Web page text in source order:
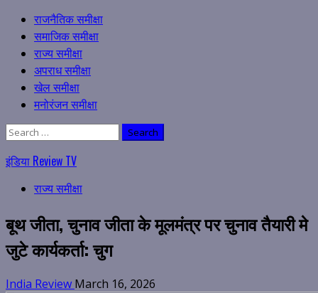
Primary
Menu
राजनैतिक समीक्षा
समाजिक समीक्षा
राज्य समीक्षा
अपराध समीक्षा
खेल समीक्षा
मनोरंजन समीक्षा
Search
इंडिया Review TV
राज्य समीक्षा
बूथ जीता, चुनाव जीता के मूलमंत्र पर चुनाव तैयारी मे
जुटे कार्यकर्ता: चुग
India Review March 16, 2026